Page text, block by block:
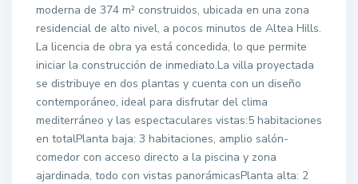
moderna de 374 m² construidos, ubicada en una zona
residencial de alto nivel, a pocos minutos de Altea Hills.
La licencia de obra ya está concedida, lo que permite
iniciar la construcción de inmediato.La villa proyectada
se distribuye en dos plantas y cuenta con un diseño
contemporáneo, ideal para disfrutar del clima
mediterráneo y las espectaculares vistas:5 habitaciones
en totalPlanta baja: 3 habitaciones, amplio salón-
comedor con acceso directo a la piscina y zona
ajardinada, todo con vistas panorámicasPlanta alta: 2